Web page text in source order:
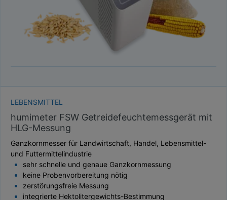
LEBENSMITTEL
humimeter FSW Getreidefeuchtemessgerät mit
HLG-Messung
Ganzkornmesser für Landwirtschaft, Handel, Lebensmittel-
und Futtermittelindustrie
sehr schnelle und genaue Ganzkornmessung
keine Probenvorbereitung nötig
zerstörungsfreie Messung
integrierte Hektolitergewichts-Bestimmung